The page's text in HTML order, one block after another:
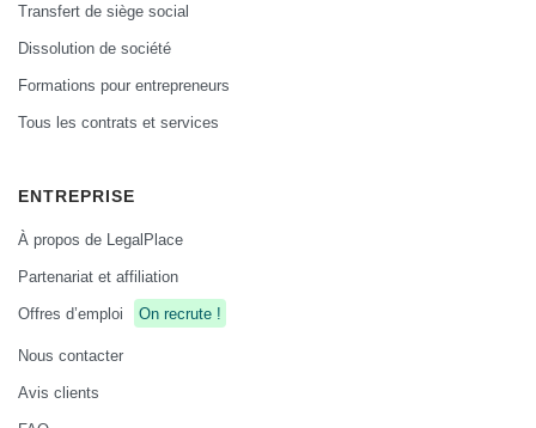
Transfert de siège social
Dissolution de société
Formations pour entrepreneurs
Tous les contrats et services
ENTREPRISE
À propos de LegalPlace
Partenariat et affiliation
Offres d’emploi
On recrute !
Nous contacter
Avis clients